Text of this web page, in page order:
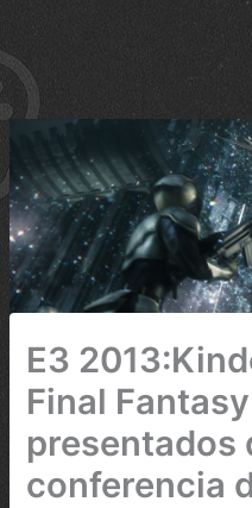
E3
Final
presentados
conferencia